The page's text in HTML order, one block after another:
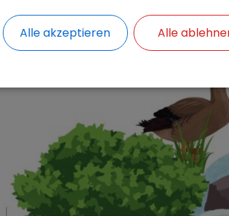
Alle akzeptieren Alle